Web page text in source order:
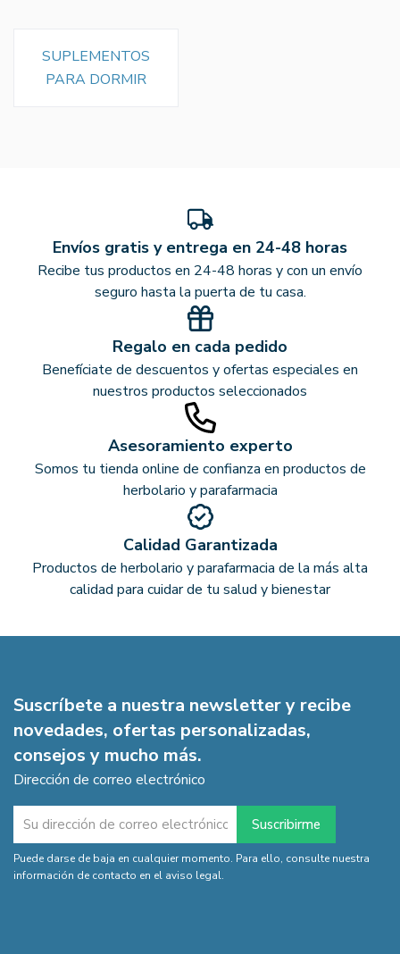
SUPLEMENTOS
PARA DORMIR
Envíos gratis y entrega en 24-48 horas
Recibe tus productos en 24-48 horas y con un envío
seguro hasta la puerta de tu casa.
Regalo en cada pedido
Benefíciate de descuentos y ofertas especiales en
nuestros productos seleccionados
Asesoramiento experto
Somos tu tienda online de confianza en productos de
herbolario y parafarmacia
Calidad Garantizada
Productos de herbolario y parafarmacia de la más alta
calidad para cuidar de tu salud y bienestar
Suscríbete a nuestra newsletter y recibe
novedades, ofertas personalizadas,
consejos y mucho más.
Dirección de correo electrónico
Puede darse de baja en cualquier momento. Para ello, consulte nuestra
información de contacto en el aviso legal.